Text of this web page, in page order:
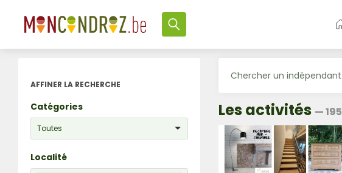
AFFINER LA RECHERCHE
Catégories
Toutes
Localité
Les activités —195